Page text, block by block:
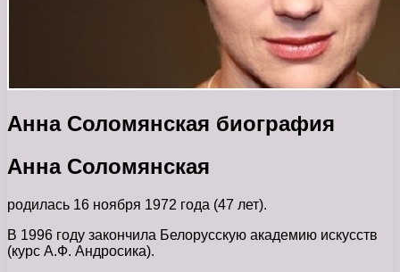
Анна Соломянская биография
Анна Соломянская
родилась 16 ноября 1972 года (47 лет).
В 1996 году закончила Белорусскую академию искусств
(курс А.Ф. Андросика).